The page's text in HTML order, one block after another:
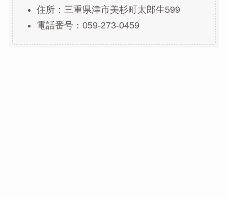
住所：三重県津市美杉町太郎生599
電話番号：059-273-0459